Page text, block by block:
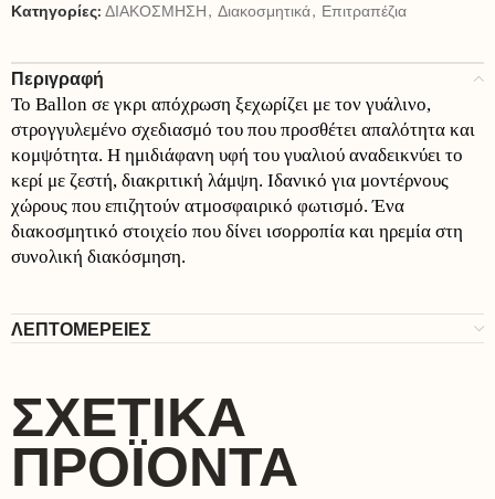
Κατηγορίες: ΔΙΑΚΟΣΜΗΣΗ, Διακοσμητικά, Επιτραπέζια
Περιγραφή
Το Ballon σε γκρι απόχρωση ξεχωρίζει με τον γυάλινο,
στρογγυλεμένο σχεδιασμό του που προσθέτει απαλότητα και
κομψότητα. Η ημιδιάφανη υφή του γυαλιού αναδεικνύει το
κερί με ζεστή, διακριτική λάμψη. Ιδανικό για μοντέρνους
χώρους που επιζητούν ατμοσφαιρικό φωτισμό. Ένα
διακοσμητικό στοιχείο που δίνει ισορροπία και ηρεμία στη
συνολική διακόσμηση.
ΛΕΠΤΟΜΕΡΕΙΕΣ
ΣΧΕΤΙΚΆ
ΠΡΟΪΌΝΤΑ